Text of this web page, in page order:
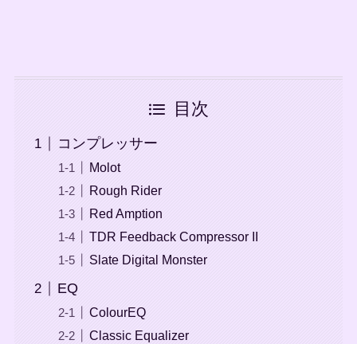
目次
コンプレッサー
Molot
Rough Rider
Red Amption
TDR Feedback Compressor II
Slate Digital Monster
EQ
ColourEQ
Classic Equalizer